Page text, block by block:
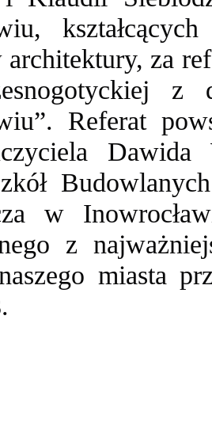
architektury, za
z
Referat
w
z
naszego miasta